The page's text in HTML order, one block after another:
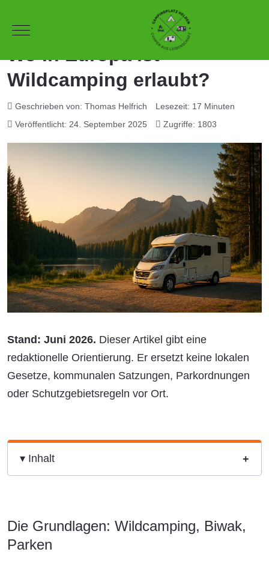
Mobile Menu Toggle
Wo in Europa ist
Wildcamping erlaubt?
Geschrieben von: Thomas Helfrich
Lesezeit: 17 Minuten
Veröffentlicht: 24. September 2025
Zugriffe: 1803
Stand: Juni 2026. Dieser Artikel gibt eine
redaktionelle Orientierung. Er ersetzt keine lokalen
Gesetze, kommunalen Satzungen, Parkordnungen
oder Schutzgebietsregeln vor Ort.
▾ Inhalt
Die Grundlagen: Wildcamping, Biwak,
Parken